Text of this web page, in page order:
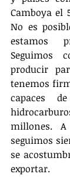
Camboya el
No es
estamos
Seguimos
producir
tenemos
capaces
millones.
seguimos
se
exportar.